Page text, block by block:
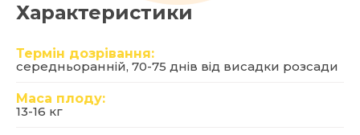
Характеристики
Термін дозрівання:
середньоранній, 70-75 днів від висадки розсади
Маса плоду:
13-16 кг